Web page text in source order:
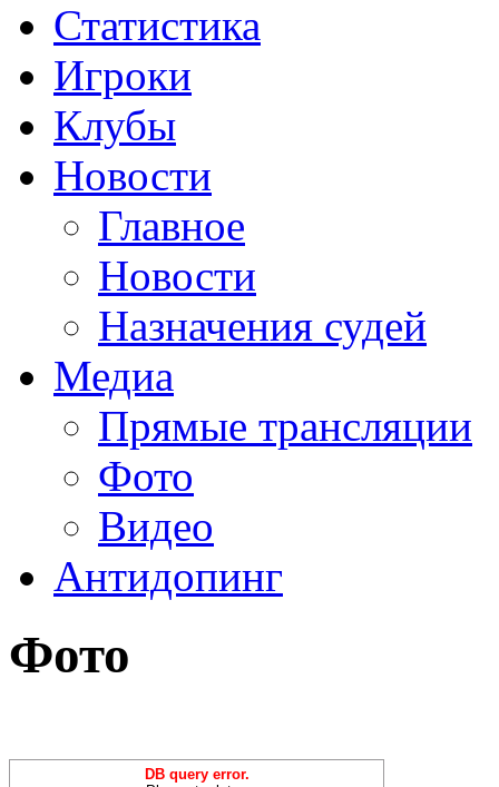
Статистика
Игроки
Клубы
Новости
Главное
Новости
Назначения судей
Медиа
Прямые трансляции
Фото
Видео
Антидопинг
Фото
DB query error.